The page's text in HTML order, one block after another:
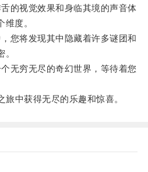
视觉效果和身临其境的声音体
度。
将发现其中隐藏着许多谜团和
穷无尽的奇幻世界，等待着您
中获得无尽的乐趣和惊喜。